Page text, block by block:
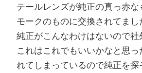
テールレンズが純正の真っ赤な
モークのものに交換されてまし
純正がこんなわけはないので社
これはこれでもいいかなと思
れてしまっているので純正を探